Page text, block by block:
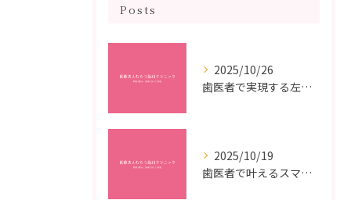
Posts
2025/10/26
歯医者で実現する左右対称治療のポイントと矯正治療選びの疑問解決ガイド
2025/10/19
歯医者で叶えるスマイルメイクオーバーなら福岡県福岡市博多区博多駅前の最新矯正治療解説